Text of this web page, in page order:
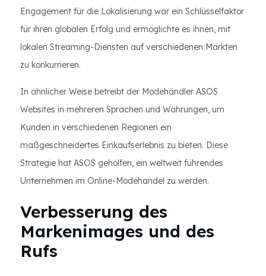
Engagement für die Lokalisierung war ein Schlüsselfaktor
für ihren globalen Erfolg und ermöglichte es ihnen, mit
lokalen Streaming-Diensten auf verschiedenen Märkten
zu konkurrieren.
In ähnlicher Weise betreibt der Modehändler ASOS
Websites in mehreren Sprachen und Währungen, um
Kunden in verschiedenen Regionen ein
maßgeschneidertes Einkaufserlebnis zu bieten. Diese
Strategie hat ASOS geholfen, ein weltweit führendes
Unternehmen im Online-Modehandel zu werden.
Verbesserung des
Markenimages und des
Rufs